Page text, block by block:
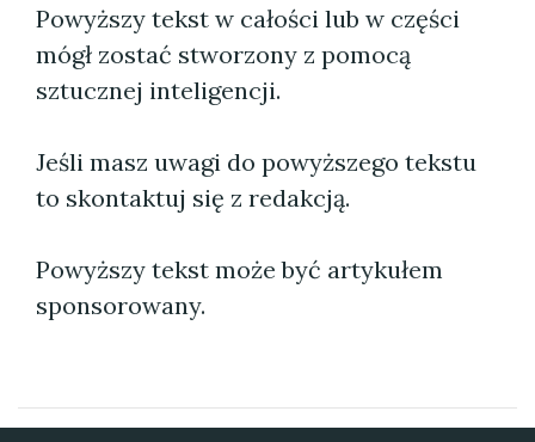
Powyższy tekst w całości lub w części
mógł zostać stworzony z pomocą
sztucznej inteligencji.
Jeśli masz uwagi do powyższego tekstu
to skontaktuj się z redakcją.
Powyższy tekst może być artykułem
sponsorowany.